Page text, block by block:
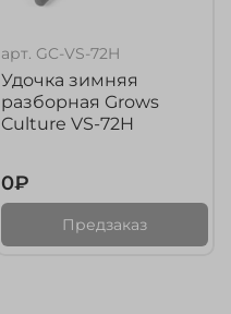
арт. GC-VS-72H
Удочка зимняя
разборная Grows
Culture VS-72H
0₽
Предзаказ